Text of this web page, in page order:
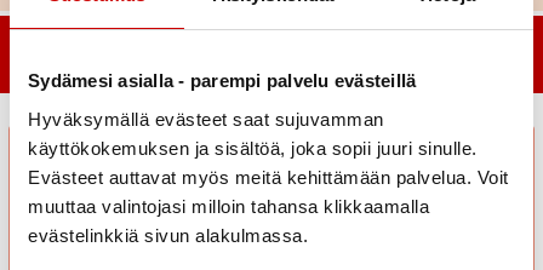
Sydämesi asialla - parempi palvelu evästeillä
Hyväksymällä evästeet saat sujuvamman
käyttökokemuksen ja sisältöä, joka sopii juuri sinulle.
Evästeet auttavat myös meitä kehittämään palvelua. Voit
muuttaa valintojasi milloin tahansa klikkaamalla
evästelinkkiä sivun alakulmassa.